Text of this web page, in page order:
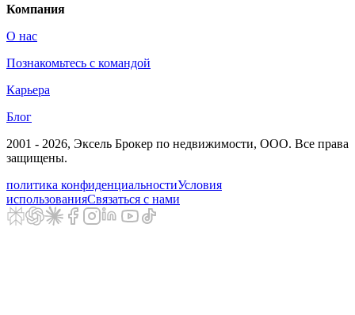
Компания
О нас
Познакомьтесь с командой
Карьера
Блог
2001 - 2026, Эксель Брокер по недвижимости, ООО. Все права
защищены.
политика конфиденциальностиУсловия
использованияСвязаться с нами